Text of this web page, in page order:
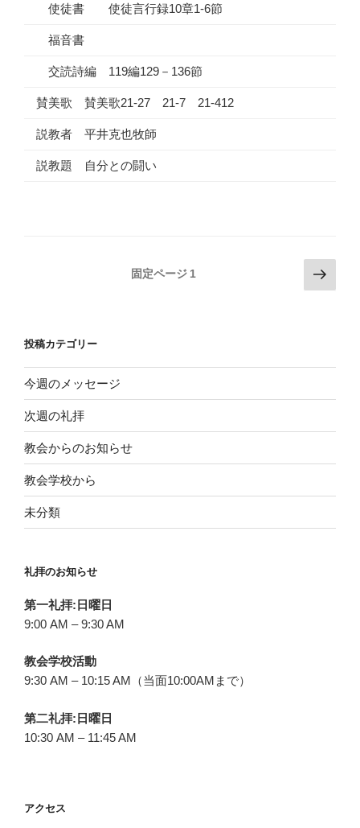
使徒書 使徒言行録10章1-6節
福音書
交読詩編 119編129－136節
賛美歌 賛美歌21-27 21-7 21-412
説教者 平井克也牧師
説教題 自分との闘い
ペ
ジ
送
り
固定ページ 1
次
の
投稿カテゴリー
今週のメッセージ
次週の礼拝
教会からのお知らせ
教会学校から
未分類
礼拝のお知らせ
第一礼拝:日曜日
9:00 AM – 9:30 AM
教会学校活動
9:30 AM – 10:15 AM（当面10:00AMまで）
第二礼拝:日曜日
10:30 AM – 11:45 AM
アクセス